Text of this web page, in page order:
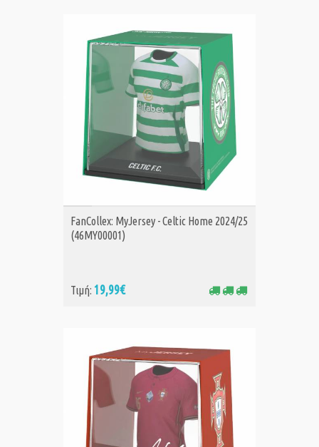
ΑΓΟΡΑ
FanCollex: MyJersey - Celtic Home 2024/25
(46MY00001)
Τιμή: 19,99€